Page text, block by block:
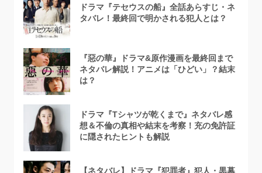
ドラマ『テセウスの船』全話あらすじ・ネ
タバレ！最終回で明かされる犯人とは？
『惡の華』ドラマ&原作漫画を最終回まで
ネタバレ解説！アニメは「ひどい」？結末
は？
ドラマ『Tシャツが乾くまで』ネタバレ感
想＆不倫の真相や結末を考察！充の免許証
に隠されたヒントも解説
【ネタバレ】ドラマ『犯罪者』犯人・黒幕